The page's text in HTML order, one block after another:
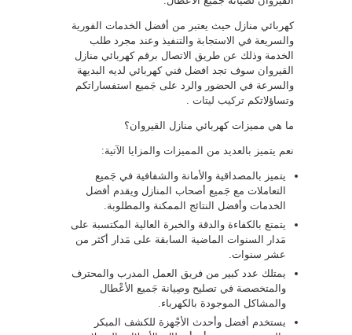
كهربائي منازل حيث يعتبر من أفضل الخدمات الفورية
والسريعة في الاستجابة والتنفيذ وعند مجرد طلب
الخدمة وذلك عن طريق الاتصال برقم كهربائي منازل
القيروان سوف تجد افضل فني كهربائي لديه البديهة
والسرعة في الحضور والرد على جَميع استفساراتكم
وتساؤلاتكم تركيب ليتات
ما هي مميزات كهربائي منازل القيروان؟
نعم يتميز بالعديد من المميزات والمزايا الآتية:
يتميز بالمصداقية والأمانة والشفافية في جَميع
التعاملات مع جَميع أصحاب المنازل ويقدم أفضل
الخدمات وأفضل النتائج الممكنة والمطلوبة.
يتمتع بالكفاءة والدقة والخبرة العالية المكتسبة على
مَدار السنوات الماضية السابقة على مَدار أكثر من
عشر سنوات.
يمتلك عدد كبير من فريق العمل المدرب والمحترف
والمتخصصة في تصليح وصِيانة جَميع الأعْطال
والمشاكل الموجودة بالكهرباء.
يستخدم أفضل وأحدث الأجْهزة للكشف المبكر